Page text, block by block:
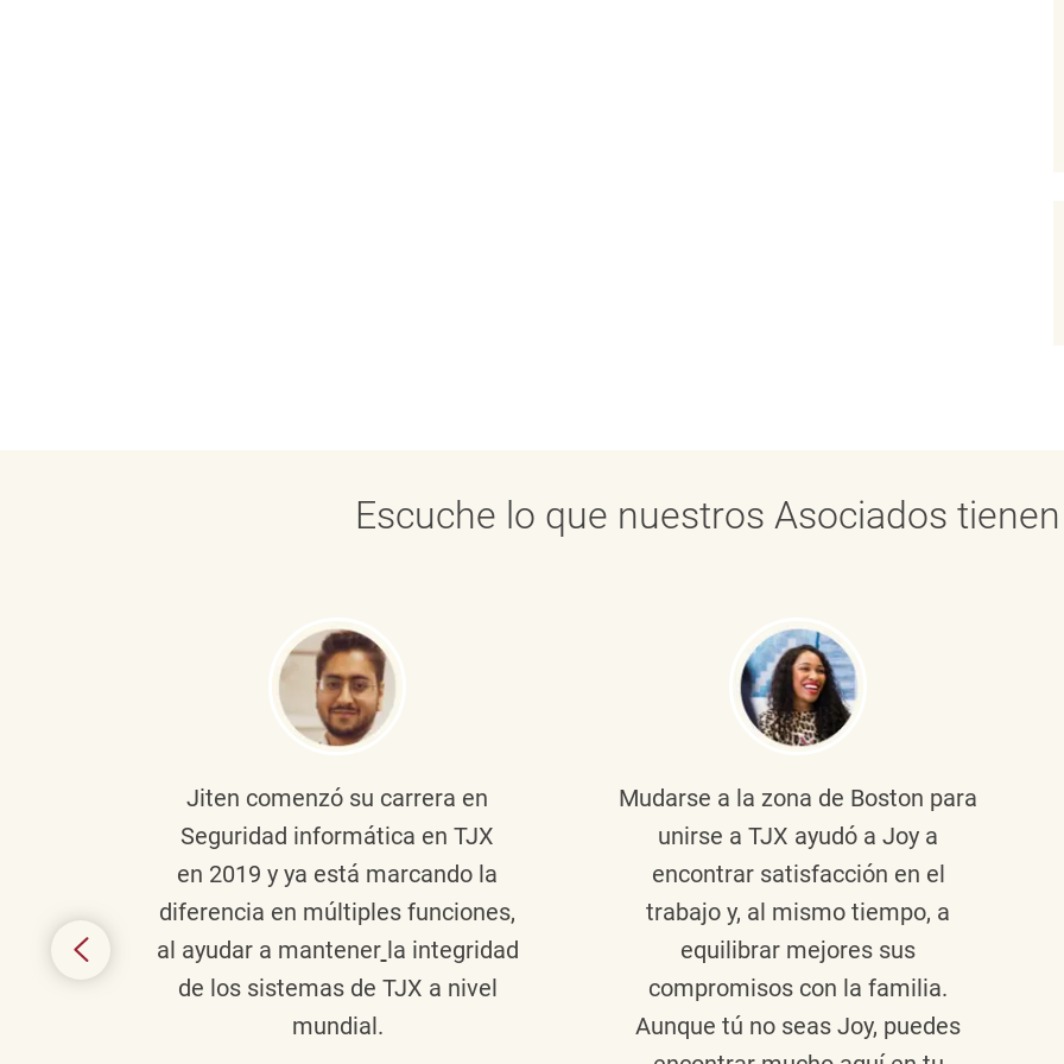
Escuche lo que nuestros Asociados
Jiten comenzó su carrera en
Seguridad informática en TJX
en 2019 y ya está marcando la
diferencia en múltiples funciones,
al ayudar a mantener la integridad
de los sistemas de TJX a nivel
mundial.
Mudarse a la zona de Boston para
unirse a TJX ayudó a Joy a
encontrar satisfacción en el
trabajo y, al mismo tiempo, a
equilibrar mejores sus
compromisos con la familia.
Aunque tú no seas Joy, puedes